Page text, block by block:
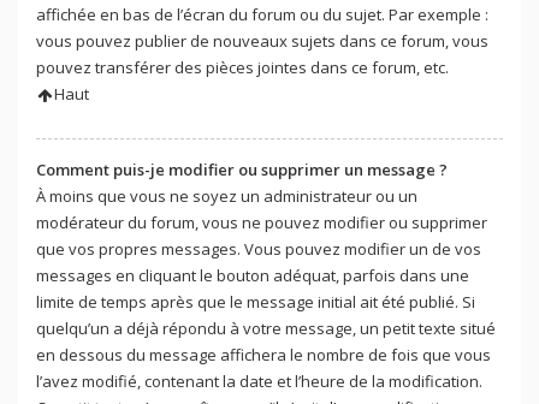
affichée en bas de l’écran du forum ou du sujet. Par exemple :
vous pouvez publier de nouveaux sujets dans ce forum, vous
pouvez transférer des pièces jointes dans ce forum, etc.
Haut
Comment puis-je modifier ou supprimer un message ?
À moins que vous ne soyez un administrateur ou un
modérateur du forum, vous ne pouvez modifier ou supprimer
que vos propres messages. Vous pouvez modifier un de vos
messages en cliquant le bouton adéquat, parfois dans une
limite de temps après que le message initial ait été publié. Si
quelqu’un a déjà répondu à votre message, un petit texte situé
en dessous du message affichera le nombre de fois que vous
l’avez modifié, contenant la date et l’heure de la modification.